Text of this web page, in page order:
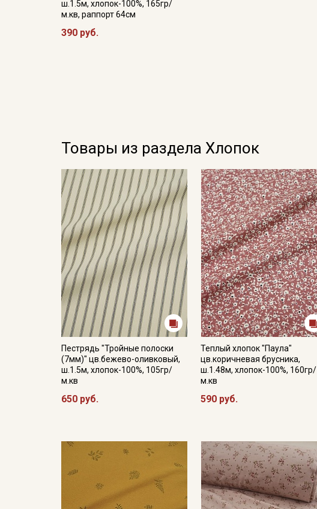
ш.1.5м, хлопок-100%, 165гр/
м.кв, раппорт 64см
390 руб.
Товары из раздела Хлопок
Пестрядь "Тройные полоски
(7мм)" цв.бежево-оливковый,
ш.1.5м, хлопок-100%, 105гр/
м.кв
650 руб.
Теплый хлопок "Паула"
цв.коричневая брусника,
ш.1.48м, хлопок-100%, 160гр/
м.кв
590 руб.